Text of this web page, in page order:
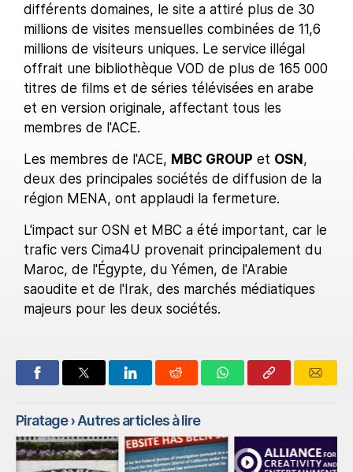
différents domaines, le site a attiré plus de 30
millions de visites mensuelles combinées de 11,6
millions de visiteurs uniques. Le service illégal
offrait une bibliothèque VOD de plus de 165 000
titres de films et de séries télévisées en arabe
et en version originale, affectant tous les
membres de l'ACE.
Les membres de l'ACE, MBC GROUP et OSN,
deux des principales sociétés de diffusion de la
région MENA, ont applaudi la fermeture.
L'impact sur OSN et MBC a été important, car le
trafic vers Cima4U provenait principalement du
Maroc, de l'Égypte, du Yémen, de l'Arabie
saoudite et de l'Irak, des marchés médiatiques
majeurs pour les deux sociétés.
Piratage› Autres articles à lire